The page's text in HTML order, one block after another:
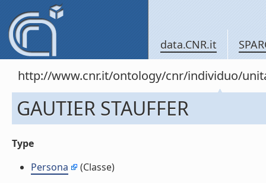
data.CNR.it
http://www.cnr.it/ontology/cnr/individuo/
GAUTIER STAUFFER
Type
Persona
(Classe)